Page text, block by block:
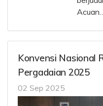
Konvensi Nasional
Pergadaian 2025
02 Sep 2025